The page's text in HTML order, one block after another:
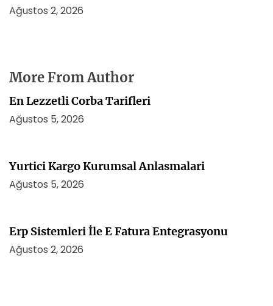
Ağustos 2, 2026
More From Author
En Lezzetli Corba Tarifleri
Ağustos 5, 2026
Yurtici Kargo Kurumsal Anlasmalari
Ağustos 5, 2026
Erp Sistemleri İle E Fatura Entegrasyonu
Ağustos 2, 2026